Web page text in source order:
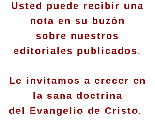
Usted puede recibir una
nota en su buzón
sobre nuestros
editoriales publicados.
Le invitamos a crecer en
la sana doctrina
del Evangelio de Cristo.